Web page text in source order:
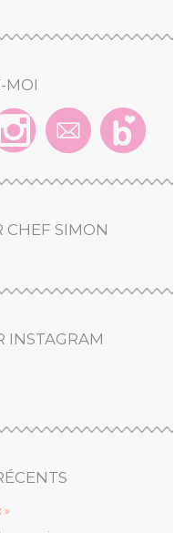
MOI
CHEF SIMON
INSTAGRAM
»